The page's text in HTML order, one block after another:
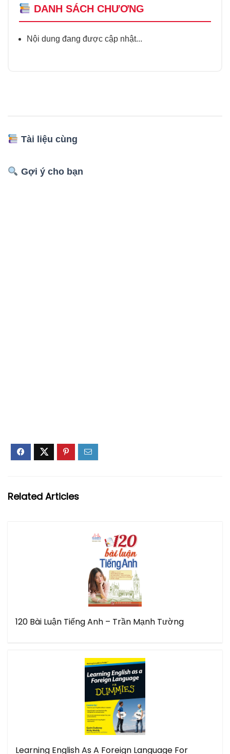
DANH SÁCH CHƯƠNG
Nội dung đang được cập nhật...
Tài liệu cùng
Gợi ý cho bạn
Related Articles
120 Bài Luận Tiếng Anh – Trần Mạnh Tường
Learning English As A Foreign Language For